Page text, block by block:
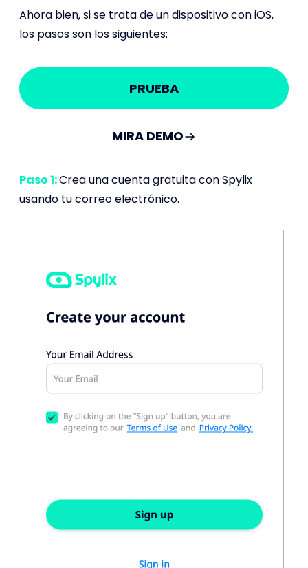
Ahora bien, si se trata de un dispositivo con iOS,
los pasos son los siguientes:
PRUEBA
MIRA DEMO
Paso 1:Crea una cuenta gratuita con Spylix
usando tu correo electrónico.